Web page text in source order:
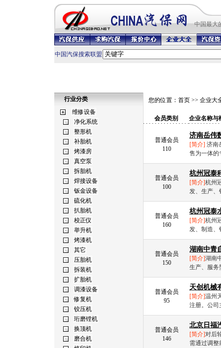
中国最大
中国汽保搜索联盟
行业分类 您的位置： 首页 >> 企业大
会员类别 企业名称与
普通会员
110
济南岳伟
[简介] 济南
售为一体的
普通会员
100
杭州冠泰
[简介]杭州
发、生产、
普通会员
160
杭州冠泰
[简介]杭州
发、制造
普通会员
150
湖南中青
[简介]湖南
生产、服务
普通会员
95
天创机械
[简介]温州
注册。公司
普通会员
146
北京日福
[简介]对后
需通过调整